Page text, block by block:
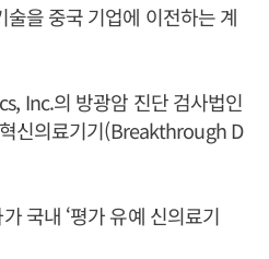
을 중국 기업에 이전하는 계
Inc.의 방광암 진단 검사법인
혁신의료기기(Breakthrough D
국내 ‘평가 유예 신의료기